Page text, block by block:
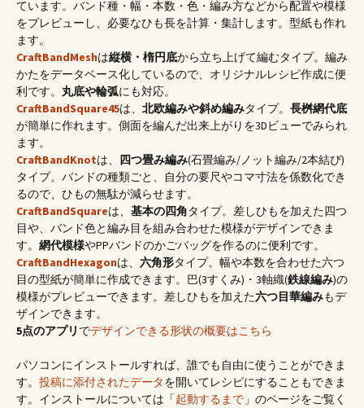
ています。バンド種・幅・本数・色・編み方などから配置や模様
をプレビューし、必要なひも長を計算・集計します。型紙も作れ
ます。
CraftBandMeshは縦横・楕円底から立ち上げて編むタイプ。編み
かたをデータベース化しているので、オリジナルレシピ作成に便
利です。 丸底や輪弧にも対応。
CraftBandSquare45は、 北欧編みや斜め編みタイプ。 長桝網代底
が簡単に作れます。側面を編んだ出来上がりを3Dビューでみられ
ます。
CraftBandKnotは、 四つ畳み編み(石畳編み/ノット編み/2本結び)
タイプ。バンドの種類ごと、自分の要尺やコマ寸法を係数化でき
るので、ひもの無駄が減らせます。
CraftBandSquareは、 基本の四角タイプ。差しひもを加えた四つ
目や、バンド色と編み目を組み合わせた模様がデザインできま
す。 網代模様やPPバンドのかごバッグを作るのに便利です。
CraftBandHexagonは、 六角形タイプ。幅や本数を合わせた六つ
目の型紙が簡単に作成できます。巴(3すくみ)・3軸織(鉄線編み)の
模様がプレビューできます。差しひもを加えた六つ目華編みもデ
ザインできます。
5点のアプリ でデザインできる形状の概要はこちら
パソコンにインストールすれば、誰でも自由に使うことができま
す。 投稿に添付されたデータを開いてレシピにすることもできま
す。インストールについては「起動するまで 」のページをご覧く